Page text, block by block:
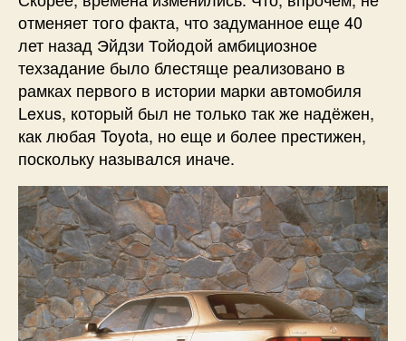
отменяет того факта, что задуманное еще 40
лет назад Эйдзи Тойодой амбициозное
техзадание было блестяще реализовано в
рамках первого в истории марки автомобиля
Lexus, который был не только так же надёжен,
как любая Toyota, но еще и более престижен,
поскольку назывался иначе.